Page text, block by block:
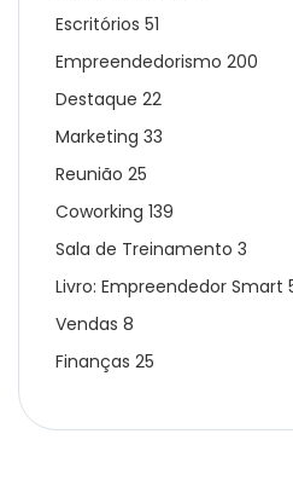
Escritórios 51
Empreendedorismo 200
Destaque 22
Marketing 33
Reunião 25
Coworking 139
Sala de Treinamento 3
Livro: Empreendedor Smart
Vendas 8
Finanças 25